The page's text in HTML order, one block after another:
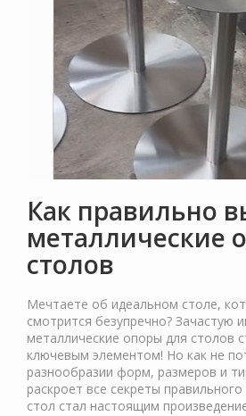
Как правильно
металлические
столов
Мечтаете об идеальном столе,
смотрится безупречно? Зачастую
металлические опоры для столов
ключевым элементом! Но как не
разнообразии форм, размеров и
раскроет все секреты
стол стал настоящим